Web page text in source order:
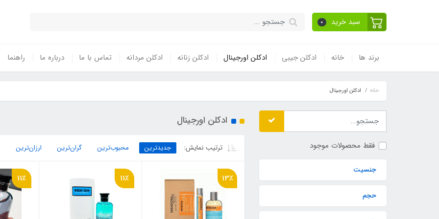
سبد خرید 0
برند ها خانه ادکلن جیبی ادکلن اورجینال ادکلن زنانه ادکلن مردانه تماس با ما درباره ما راهنما
خانه ادکلن اورجینال
فقط محصولات موجود
جنسیت
حجم
ادکلن اورجینال
ترتیب نمایش: جدیدترین محبوب‌ترین گران‌ترین ارزان‌ترین
13٪ 11٪ 11٪